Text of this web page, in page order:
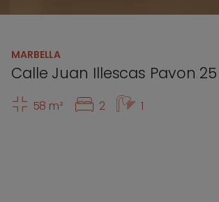
MARBELLA
Calle Juan Illescas Pavon 25
58 m² 2 1